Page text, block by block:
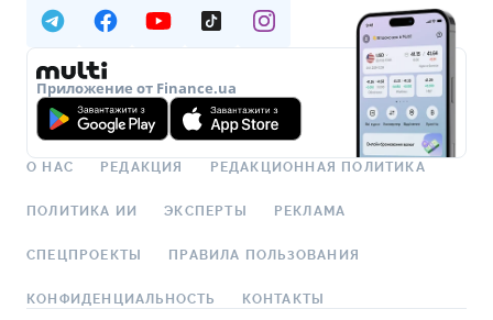
Приложение от Finance.ua
О НАС РЕДАКЦИЯ РЕДАКЦИОННАЯ ПОЛИТИКА
ПОЛИТИКА ИИ ЭКСПЕРТЫ РЕКЛАМА
СПЕЦПРОЕКТЫ ПРАВИЛА ПОЛЬЗОВАНИЯ
КОНФИДЕНЦИАЛЬНОСТЬ КОНТАКТЫ